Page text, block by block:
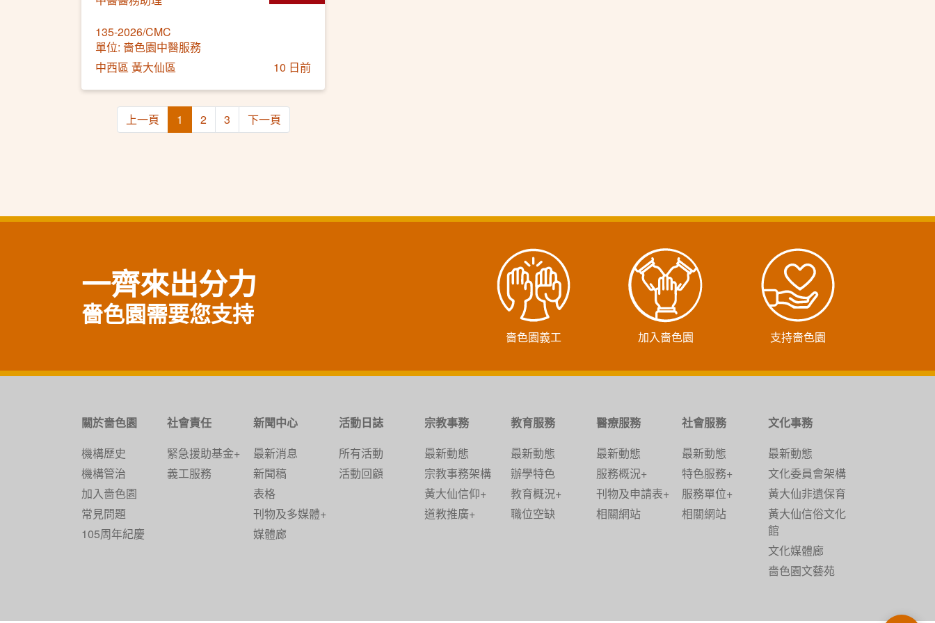
135-2026/CMC
單位: 嗇色園中醫服務
中西區 黃大仙區
10 日前
上一頁 1 2 3 下一頁
一齊來出分力
嗇色園需要您支持
嗇色園義工 加入嗇色園 支持嗇色園
關於嗇色園
機構歷史
機構管治
加入嗇色園
常見問題
105周年紀慶
社會責任
緊急援助基金+
義工服務
新聞中心
最新消息
新聞稿
表格
刊物及多媒體+
媒體廊
活動日誌
所有活動
活動回顧
宗教事務
最新動態
宗教事務架構
黃大仙信仰+
道教推廣+
教育服務
最新動態
辦學特色
教育概況+
職位空缺
醫療服務
最新動態
服務概況+
刊物及申請表+
相關網站
社會服務
最新動態
特色服務+
服務單位+
相關網站
文化事務
最新動態
文化委員會架構
黃大仙非遺保育
黃大仙信俗文化
館
文化媒體廊
嗇色園文藝苑